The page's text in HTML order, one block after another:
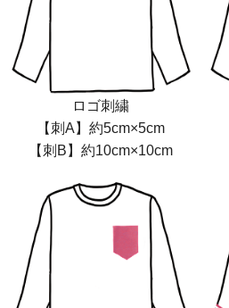
ロゴ刺繍
【刺A】約5cm×5cm
【刺B】約10cm×10cm